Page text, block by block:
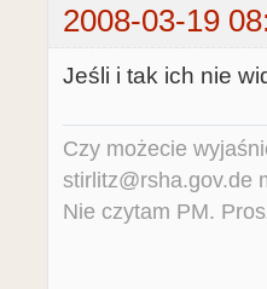
2008-03-19
Jeśli i tak ich nie
Czy możecie
stirlitz@rsha.gov.de
Nie czytam PM.